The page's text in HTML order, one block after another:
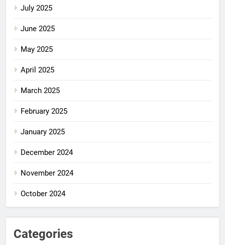
July 2025
June 2025
May 2025
April 2025
March 2025
February 2025
January 2025
December 2024
November 2024
October 2024
Categories